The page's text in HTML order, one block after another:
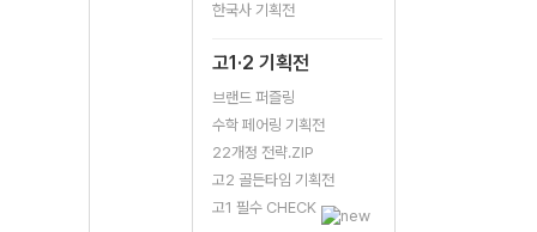
한국사 기획전
고1·2 기획전
브랜드 퍼즐링
수학 페어링 기획전
22개정 전략.ZIP
고2 골든타임 기획전
고1 필수 CHECK